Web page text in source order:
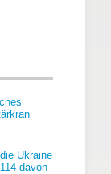
Ukraine
davon